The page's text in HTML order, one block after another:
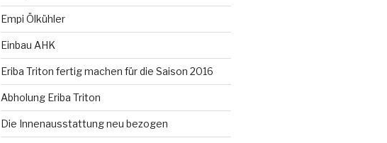
Empi Ölkühler
Einbau AHK
Eriba Triton fertig machen für die Saison 2016
Abholung Eriba Triton
Die Innenausstattung neu bezogen